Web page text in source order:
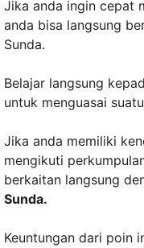
Jika anda ingin cepat
anda bisa langsung
Sunda.
Belajar langsung
untuk menguasai
Jika anda memiliki
mengikuti
berkaitan langsung
Sunda.
Keuntungan dari poin